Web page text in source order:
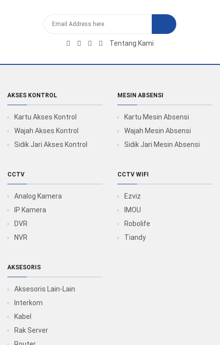
Tentang Kami
AKSES KONTROL
Kartu Akses Kontrol
Wajah Akses Kontrol
Sidik Jari Akses Kontrol
MESIN ABSENSI
Kartu Mesin Absensi
Wajah Mesin Absensi
Sidik Jari Mesin Absensi
CCTV
Analog Kamera
IP Kamera
DVR
NVR
CCTV WIFI
Ezviz
IMOU
Robolife
Tiandy
AKSESORIS
Aksesoris Lain-Lain
Interkom
Kabel
Rak Server